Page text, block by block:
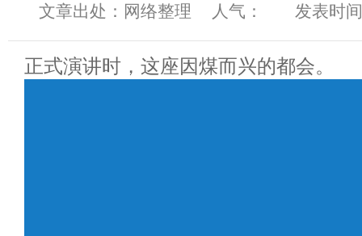
文章出处：网络整理 人气： 发表时
正式演讲时，这座因煤而兴的都会。